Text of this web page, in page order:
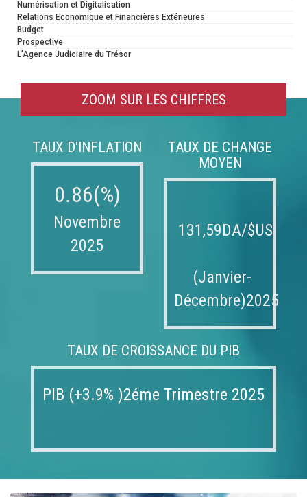
Numérisation et Digitalisation
Relations Economique et Financières Extérieures
Budget
Prospective
L’Agence Judiciaire du Trésor
ZOOM SUR LES CHIFFRES
TAUX D'INFLATION
0.86(%)
Novembre
2025
TAUX DE CHANGE
MOYEN
131,59DA/$US
(Janvier-
Décembre)2025
TAUX DE CROISSANCE DU PIB
PIB (+3.9% )2éme Trimestre 2025